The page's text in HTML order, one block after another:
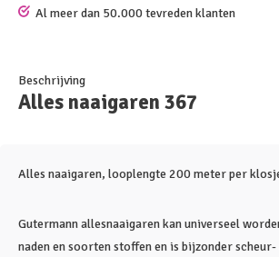
Al meer dan 50.000 tevreden klanten
Beschrijving
Alles naaigaren 367
Alles naaigaren, looplengte 200 meter per
Gutermann allesnaaigaren kan universeel
naden en soorten stoffen en is bijzonder